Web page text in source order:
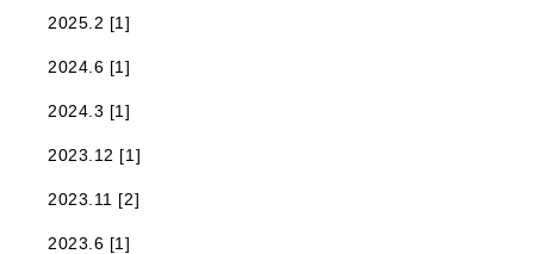
2025.2 [1]
2024.6 [1]
2024.3 [1]
2023.12 [1]
2023.11 [2]
2023.6 [1]